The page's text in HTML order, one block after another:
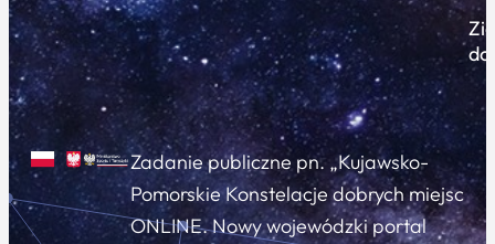
Zadanie publiczne pn. „Kujawsko-
Pomorskie Konstelacje dobrych miejsc
ONLINE. Nowy wojewódzki portal